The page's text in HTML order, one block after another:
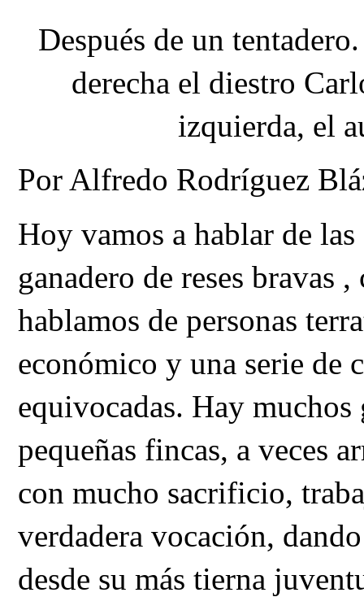
Después de un
derecha el diestro
izquierda, el
Por Alfredo Rodríguez
Hoy vamos a hablar de
ganadero de reses bravas
hablamos de personas
económico y una serie de
equivocadas. Hay muchos
pequeñas fincas, a veces
con mucho sacrificio,
verdadera vocación,
desde su más tierna